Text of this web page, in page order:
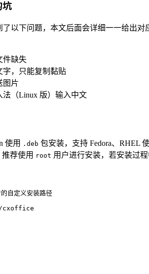
坑
以下问题，本文后面会详细一一给出对
件缺失
字，只能复制黏贴
图片
（Linux 版）输入中文
使用 .deb 包安装，支持 Fedora、RHEL
推荐使用 root 用户进行安装，若安装过
自定义安装路径
cxoffice